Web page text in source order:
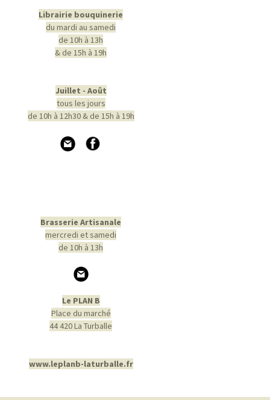
Librairie bouquinerie
du mardi au samedi
de 10h à 13h
& de 15h à 19h
Juillet - Août
tous les jours
de 10h à 12h30 & de 15h à 19h
Brasserie Artisanale
mercredi et samedi
de 10h à 13h
Le PLAN B
Place du marché
44 420 La Turballe
www.leplanb-laturballe.fr